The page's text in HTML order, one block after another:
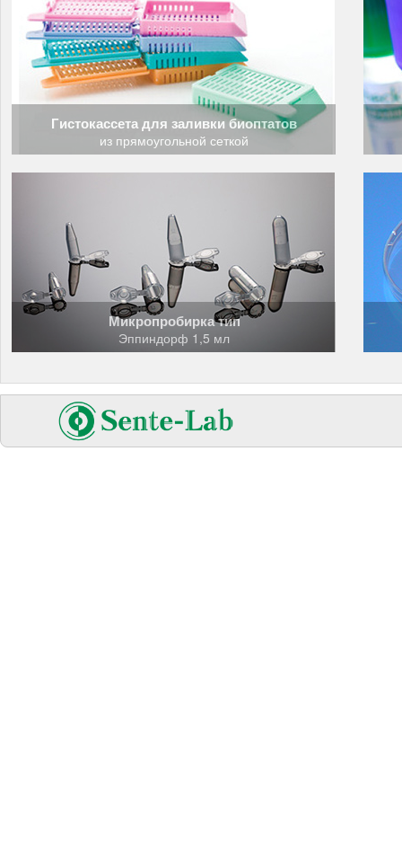
Гистокассета для заливки биоптатов
из прямоугольной сеткой
Микропробирка тип
Эппиндорф 1,5 мл